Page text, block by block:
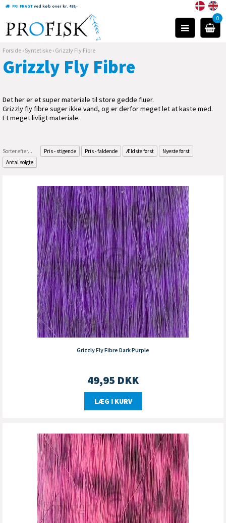
FRI FRAGT ved køb over kr. 499,-
0
Forside › Syntetiske › Grizzly Fly Fibre
Grizzly Fly Fibre
Det her er et super materiale til store gedde fluer.
Grizzly fly fibre suger ikke vand, og er derfor meget let at kaste med.
Et meget livligt materiale.
Sorter efter... Pris - stigende Pris - faldende Ældste først
Nyeste først
Antal solgte
Grizzly Fly Fibre Dark Purple
49,95 DKK
LÆG I KURV